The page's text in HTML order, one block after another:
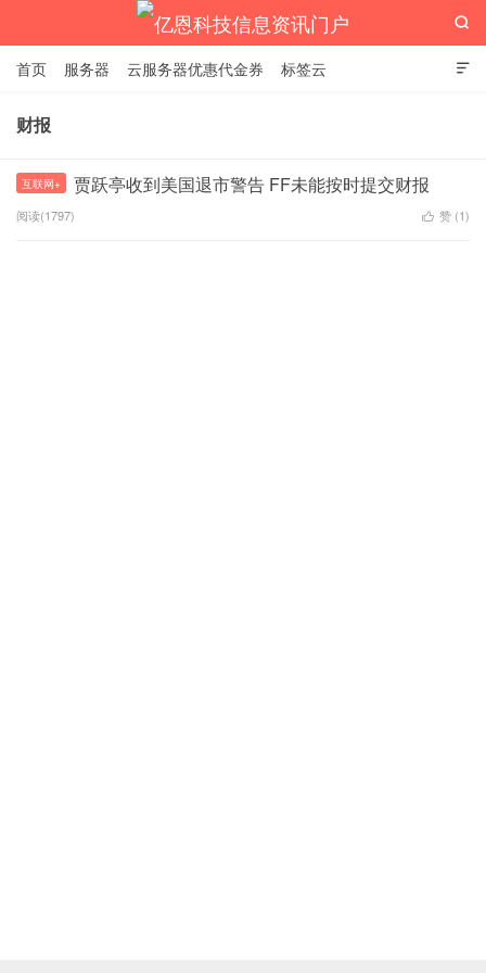
亿恩科技信息资讯门户

首页 服务器 云服务器优惠代金券 标签云

财报
互联网+ 贾跃亭收到美国退市警告 FF未能按时提交财报
阅读(1797)  赞 (1)